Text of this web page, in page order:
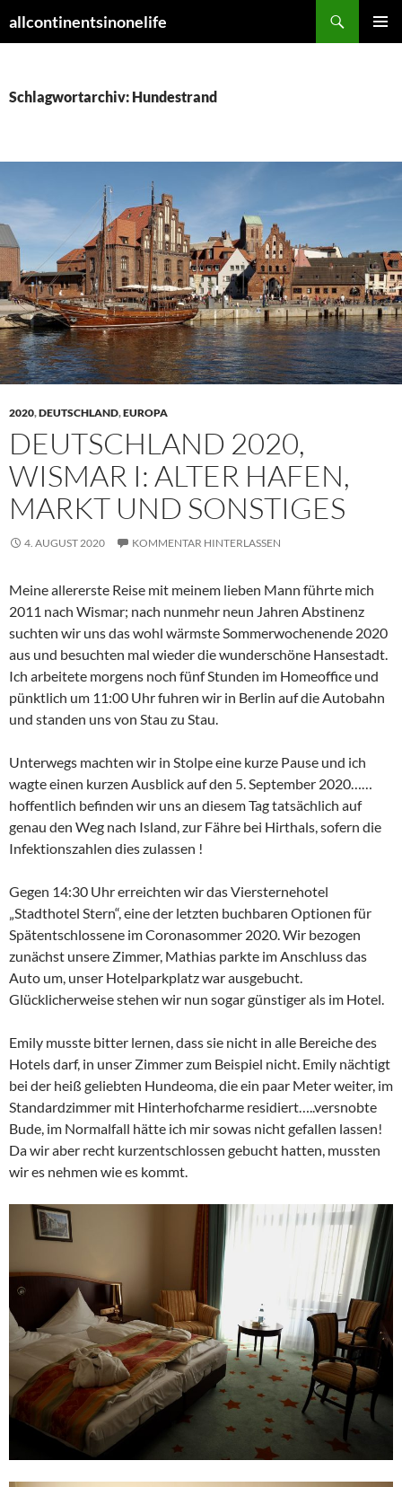
Inhalt
allcontinentsinonelife
Schlagwortarchiv: Hundestrand
2020,DEUTSCHLAND,EUROPA
DEUTSCHLAND 2020,
WISMAR I: ALTER HAFEN,
MARKT UND SONSTIGES
4. AUGUST 2020 KOMMENTAR HINTERLASSEN
Meine allererste Reise mit meinem lieben Mann führte mich
2011 nach Wismar; nach nunmehr neun Jahren Abstinenz
suchten wir uns das wohl wärmste Sommerwochenende 2020
aus und besuchten mal wieder die wunderschöne Hansestadt.
Ich arbeitete morgens noch fünf Stunden im Homeoffice und
pünktlich um 11:00 Uhr fuhren wir in Berlin auf die Autobahn
und standen uns von Stau zu Stau.
Unterwegs machten wir in Stolpe eine kurze Pause und ich
wagte einen kurzen Ausblick auf den 5. September 2020……
hoffentlich befinden wir uns an diesem Tag tatsächlich auf
genau den Weg nach Island, zur Fähre bei Hirthals, sofern die
Infektionszahlen dies zulassen !
Gegen 14:30 Uhr erreichten wir das Viersternehotel
„Stadthotel Stern“, eine der letzten buchbaren Optionen für
Spätentschlossene im Coronasommer 2020. Wir bezogen
zunächst unsere Zimmer, Mathias parkte im Anschluss das
Auto um, unser Hotelparkplatz war ausgebucht.
Glücklicherweise stehen wir nun sogar günstiger als im Hotel.
Emily musste bitter lernen, dass sie nicht in alle Bereiche des
Hotels darf, in unser Zimmer zum Beispiel nicht. Emily nächtigt
bei der heiß geliebten Hundeoma, die ein paar Meter weiter, im
Standardzimmer mit Hinterhofcharme residiert…..versnobte
Bude, im Normalfall hätte ich mir sowas nicht gefallen lassen!
Da wir aber recht kurzentschlossen gebucht hatten, mussten
wir es nehmen wie es kommt.